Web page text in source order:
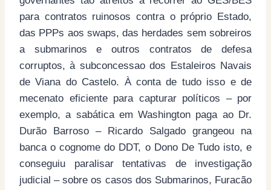
para contratos ruinosos contra o próprio Estado,
das PPPs aos swaps, das herdades sem sobreiros
a submarinos e outros contratos de defesa
corruptos, à subconcessao dos Estaleiros Navais
de Viana do Castelo. À conta de tudo isso e de
mecenato eficiente para capturar políticos – por
exemplo, a sabática em Washington paga ao Dr.
Durão Barroso – Ricardo Salgado grangeou na
banca o cognome do DDT, o Dono De Tudo isto, e
conseguiu paralisar tentativas de investigação
judicial – sobre os casos dos Submarinos, Furacão